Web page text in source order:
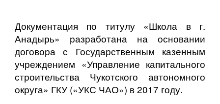
Документация по титулу «Школа в г.
Анадырь» разработана на основании
договора с Государственным казенным
учреждением «Управление капитального
строительства Чукотского автономного
округа» ГКУ («УКС ЧАО») в 2017 году.